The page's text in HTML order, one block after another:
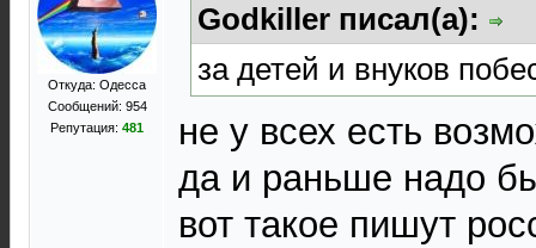
Откуда: Одесса
Сообщений: 954
Репутация: 481
Godkiller писал(а):
за детей и внуков
не у всех есть
да и раньше надо
вот такое пишут